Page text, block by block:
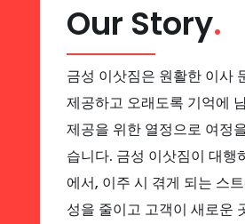
Our Story.
금성 이삿짐은 원활한 이사
제공하고 오래도록 기억에
제공을 위한 열정으로 여정
습니다. 금성 이삿짐이 대행
에서, 이주 시 겪게 되는 스
성을 줄이고 고객이 새로운